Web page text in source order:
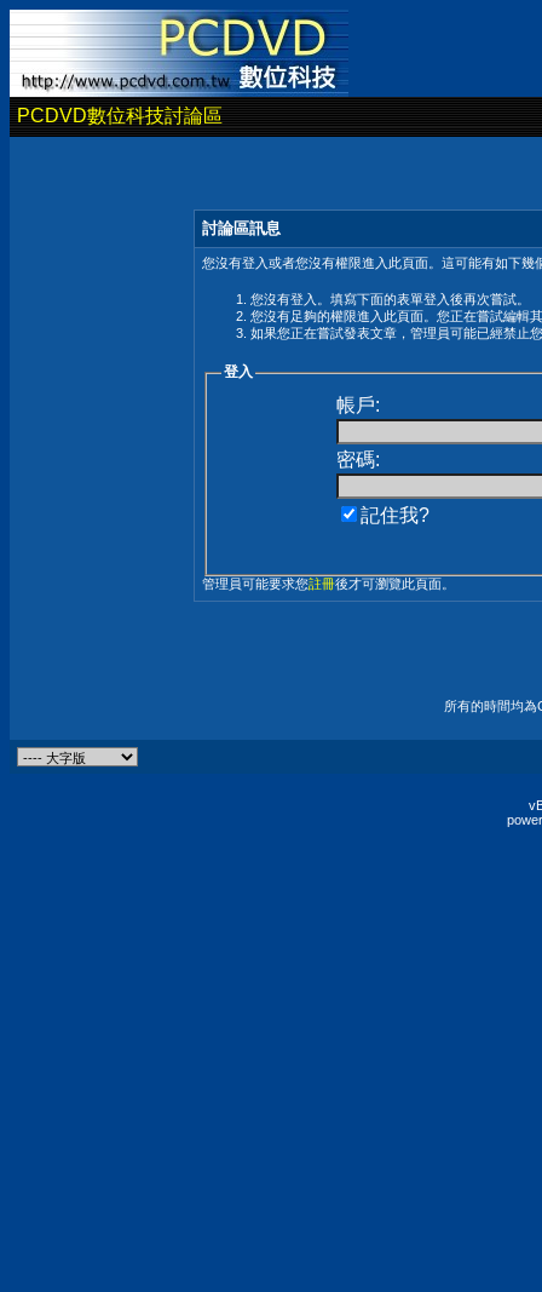
PCDVD數位科技討論區
討論區訊息
您沒有登入或者您沒有權限進入此頁面。這可能有如下幾
您沒有登入。填寫下面的表單登入後再次嘗試。
您沒有足夠的權限進入此頁面。您正在嘗試編輯
如果您正在嘗試發表文章，管理員可能已經禁止
登入
帳戶:
密碼:
記住我?
管理員可能要求您註冊後才可瀏覽此頁面。
所有的時間均為